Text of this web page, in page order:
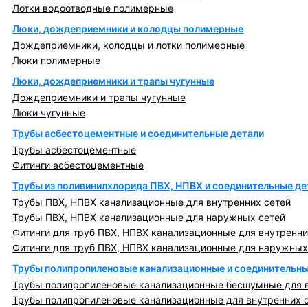
Лотки водоотводные полимерные
Люки, дождеприемники и колодцы полимерные
Дождеприемники, колодцы и лотки полимерные
Люки полимерные
Люки, дождеприемники и трапы чугунные
Дождеприемники и трапы чугунные
Люки чугунные
Трубы асбестоцементные и соединительные детали
Трубы асбестоцементные
Фитинги асбестоцементные
Трубы из поливинилхлорида ПВХ, НПВХ и соединительные
Трубы ПВХ, НПВХ канализационные для внутренних сетей
Трубы ПВХ, НПВХ канализационные для наружных сетей
Фитинги для труб ПВХ, НПВХ канализационные для
Фитинги для труб ПВХ, НПВХ канализационные для
Трубы полипропиленовые канализационные и
Трубы полипропиленовые канализационные бесшумные для
Трубы полипропиленовые канализационные для внутренних